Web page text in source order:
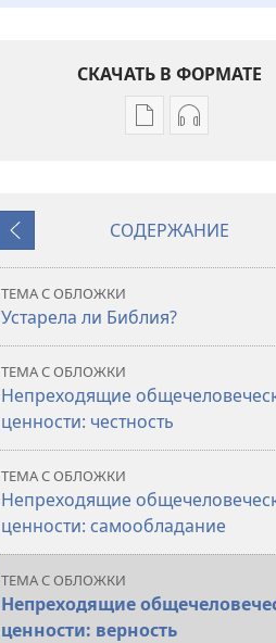
СКАЧАТЬ В ФОРМАТЕ
Варианты
Устарела
Варианты
Устарела
Назад
СОДЕРЖАНИЕ
ТЕМА С ОБЛОЖКИ
Устарела ли Библия?
ТЕМА С ОБЛОЖКИ
Непреходящие
ценности: честность
ТЕМА С ОБЛОЖКИ
Непреходящие
ценности: самообладание
ТЕМА С ОБЛОЖКИ
Непреходящие
ценности: верность